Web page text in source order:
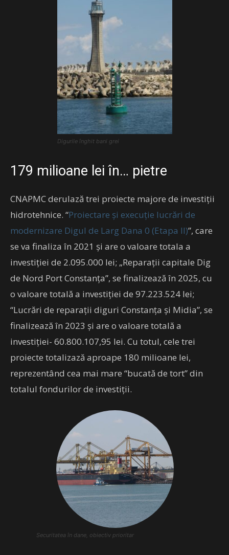
Digurile înghit bani grei
179 milioane lei în… pietre
CNAPMC derulază trei proiecte majore de investiții
hidrotehnice. “Proiectare și execuție lucrări de
modernizare Digul de Larg Dana 0 (Etapa II)”, care
se va finaliza în 2021 și are o valoare totala a
investiției de 2.095.000 lei; „Reparații capitale Dig
de Nord Port Constanța”, se finalizează în 2025, cu
o valoare totală a investiției de 97.223.524 lei;
“Lucrări de reparații diguri Constanța și Midia”, se
finalizează în 2023 și are o valoare totală a
investiției- 60.800.107,95 lei. Cu totul, cele trei
proiecte totalizază aproape 180 milioane lei,
reprezentând cea mai mare “bucată de tort” din
totalul fondurilor de investiții.
Securitatea în dane, obiectiv prioritar